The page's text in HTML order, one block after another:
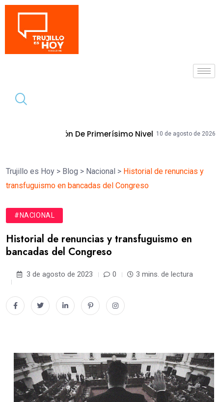
Primerísimo Nivel 10 de agosto de 2026 Becaria
Trujillo es Hoy > Blog > Nacional > Historial de renuncias y
transfuguismo en bancadas del Congreso
#NACIONAL
Historial de renuncias y transfuguismo en
bancadas del Congreso
3 de agosto de 2023 0 3 mins. de lectura